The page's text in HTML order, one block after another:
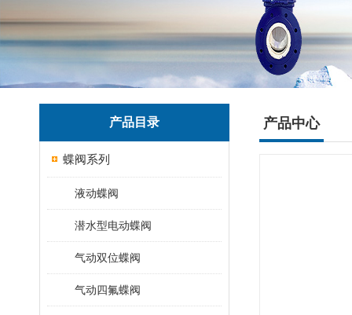
产品目录
蝶阀系列
液动蝶阀
潜水型电动蝶阀
气动双位蝶阀
气动四氟蝶阀
产品中心